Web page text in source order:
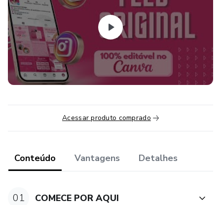
Acessar produto comprado
Conteúdo Vantagens Detalhes
01 COMECE POR AQUI